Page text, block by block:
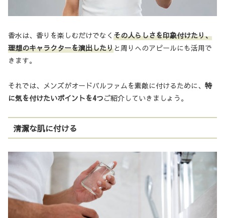
香水は、香りを楽しむだけでなく その人らしさを印象付けたり、
理想のキャラクターを演出したりと周りへのアピールにも活用で
きます。
それでは、メンズがオードパルファムを素敵に付けるために、 特
に気を付けたいポイントを4つご紹介していきましょう。
清潔な肌に付ける